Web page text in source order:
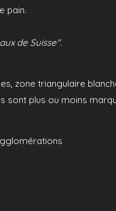
pain.
de Suisse".
zone triangulaire
sont plus ou moins